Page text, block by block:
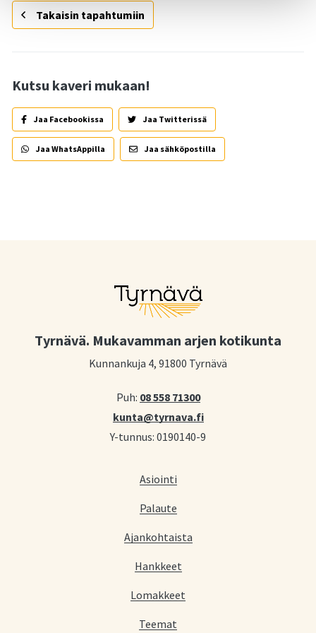
Takaisin tapahtumiin
Kutsu kaveri mukaan!
Jaa Facebookissa Jaa Twitterissä
Jaa WhatsAppilla Jaa sähköpostilla
Tyrnävä. Mukavamman arjen kotikunta
Kunnankuja 4, 91800 Tyrnävä
Puh: 08 558 71300
kunta@tyrnava.fi
Y-tunnus: 0190140-9
Asiointi
Palaute
Ajankohtaista
Hankkeet
Lomakkeet
Teemat